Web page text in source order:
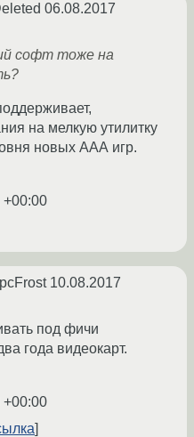
06.08.2017
софт тоже на
на мелкую утилитку
новых ААА игр.
+00:00
10.08.2017
под фичи
года видеокарт.
+00:00